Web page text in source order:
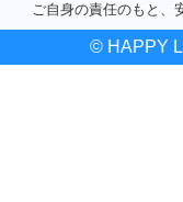
ご自身の責任のもと、
© HAPPY